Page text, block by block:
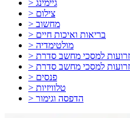
> גיימינג
> צילום
> מחשוב
> בריאות ואיכות חיים
> מולטימדיה
> פנסים
> טלוויזיות
> הדפסה וגימור